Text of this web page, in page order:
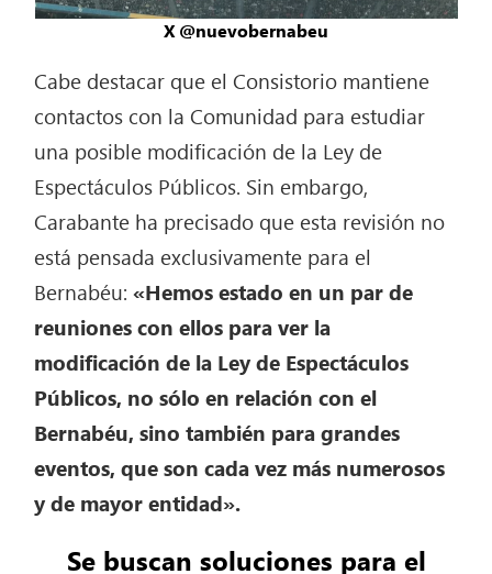
X @nuevobernabeu
Cabe destacar que el Consistorio mantiene
contactos con la Comunidad para estudiar
una posible modificación de la Ley de
Espectáculos Públicos. Sin embargo,
Carabante ha precisado que esta revisión no
está pensada exclusivamente para el
Bernabéu:«Hemos estado en un par de
reuniones con ellos para ver la
modificación de la Ley de Espectáculos
Públicos, no sólo en relación con el
Bernabéu, sino también para grandes
eventos, que son cada vez más numerosos
y de mayor entidad».
Se buscan soluciones para el